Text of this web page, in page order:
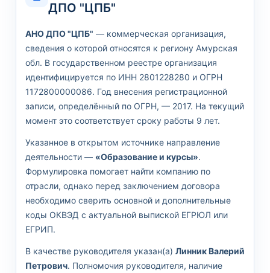
ДПО "ЦПБ"
АНО ДПО "ЦПБ" — коммерческая организация,
сведения о которой относятся к региону Амурская
обл. В государственном реестре организация
идентифицируется по ИНН 2801228280 и ОГРН
1172800000086. Год внесения регистрационной
записи, определённый по ОГРН, — 2017. На текущий
момент это соответствует сроку работы 9 лет.
Указанное в открытом источнике направление
деятельности — «Образование и курсы».
Формулировка помогает найти компанию по
отрасли, однако перед заключением договора
необходимо сверить основной и дополнительные
коды ОКВЭД с актуальной выпиской ЕГРЮЛ или
ЕГРИП.
В качестве руководителя указан(а) Линник Валерий
Петрович. Полномочия руководителя, наличие